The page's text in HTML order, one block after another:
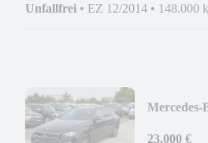
Unfallfrei • EZ 12/2014 • 148.000
23.000 €